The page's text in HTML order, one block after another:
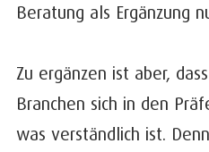
Beratung als Ergänzung
Zu ergänzen ist aber,
Branchen sich in den
was verständlich ist.